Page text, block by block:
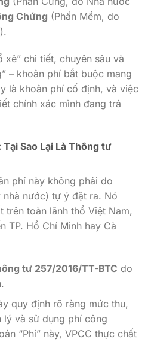
Chứng (Phần Mềm, do
xẻ” chi tiết, chuyên sâu và
– khoản phí bắt buộc mang
là khoản phí cố định, và việc
chính xác mình đang trả
Tại Sao Lại Là Thông tư
phí này không phải do
nhà nước) tự ý đặt ra. Nó
trên toàn lãnh thổ Việt Nam,
TP. Hồ Chí Minh hay Cà
tư 257/2016/TT-BTC do
quy định rõ ràng mức thu,
lý và sử dụng phí công
“Phí” này, VPCC thực chất